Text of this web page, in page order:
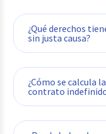
¿Qué derechos
sin justa causa?
¿Cómo se calcula
contrato